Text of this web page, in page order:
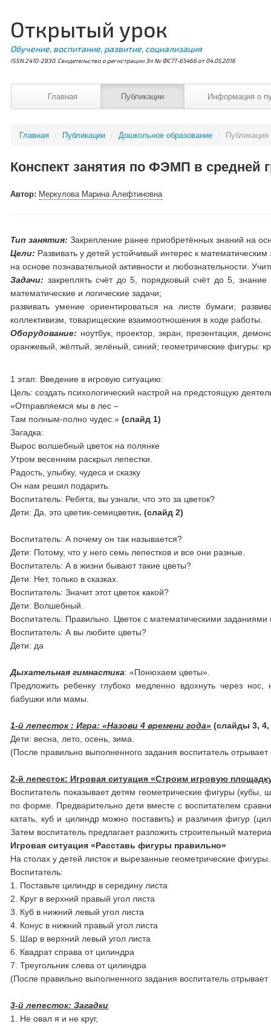
Открытый урок
Обучение, воспитание, развитие, социализация
ISSN 2410-2830. Свидетельство о регистрации Эл № ФС77-65466 от 04.05.2016
Главная Публикации Информация о
Главная / Публикации / Дошкольное образование /
Конспект занятия по ФЭМП в средней
Автор: Меркулова Марина Алефтиновна
Тип занятия: Закрепление ранее приобретённых знаний на
Цели: Развивать у детей устойчивый интерес к
на основе познавательной активности и любознательности.
Задачи: закреплять счёт до 5, порядковый счёт до 5,
математические и логические задачи;
развивать умение ориентироваться на листе бумаги;
коллективизм, товарищеские взаимоотношения в ходе работы.
Оборудование: ноутбук, проектор, экран, презентация,
оранжевый, жёлтый, зелёный, синий; геометрические фигуры:
1 этап: Введение в игровую ситуацию:
Цель: создать психологический настрой на предстоящую
«Отправляемся мы в лес –
Там полным-полно чудес.»(слайд 1)
Загадка:
Вырос волшебный цветок на полянке
Утром весенним раскрыл лепестки.
Радость, улыбку, чудеса и сказку
Он нам решил подарить.
Воспитатель: Ребята, вы узнали, что это за цветок?
Дети: Да, это цветик-семицветик. (слайд 2)
Воспитатель: А почему он так называется?
Дети: Потому, что у него семь лепестков и все они разные.
Воспитатель: А в жизни бывают такие цветы?
Дети: Нет, только в сказках.
Воспитатель: Значит этот цветок какой?
Дети: Волшебный.
Воспитатель: Правильно. Цветок с математическими
Воспитатель: А вы любите цветы?
Дети: да
Дыхательная гимнастика: «Понюхаем цветы».
Предложить ребенку глубоко медленно вдохнуть через
бабушки или мамы.
1-й лепесток : Игра: «Назови 4 времени года» (слайды 3, 4,
Дети: весна, лето, осень, зима.
(После правильно выполненного задания воспитатель
2-й лепесток: Игровая ситуация «Строим игровую
Воспитатель показывает детям геометрические фигуры
по форме. Предварительно дети вместе с воспитателем
катать, куб и цилиндр можно поставить) и различия фигур
Затем воспитатель предлагает разложить строительный
Игровая ситуация «Расставь фигуры правильно»
На столах у детей листок и вырезанные геометрические
Воспитатель:
1. Поставьте цилиндр в середину листа
2. Круг в верхний правый угол листа
3. Куб в нижний левый угол листа
4. Конус в нижний правый угол листа
5. Шар в верхний левый угол листа
6. Квадрат справа от цилиндра
7. Треугольник слева от цилиндра
(После правильно выполненного задания воспитатель
3-й лепесток: Загадки
1. Не овал я и не круг,